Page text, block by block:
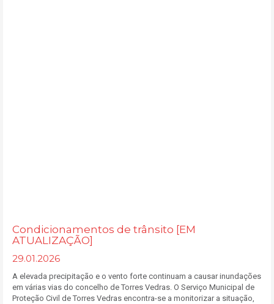
Condicionamentos de trânsito [EM
ATUALIZAÇÃO]
29.01.2026
A elevada precipitação e o vento forte continuam a causar inundações
em várias vias do concelho de Torres Vedras. O Serviço Municipal de
Proteção Civil de Torres Vedras encontra-se a monitorizar a situação,